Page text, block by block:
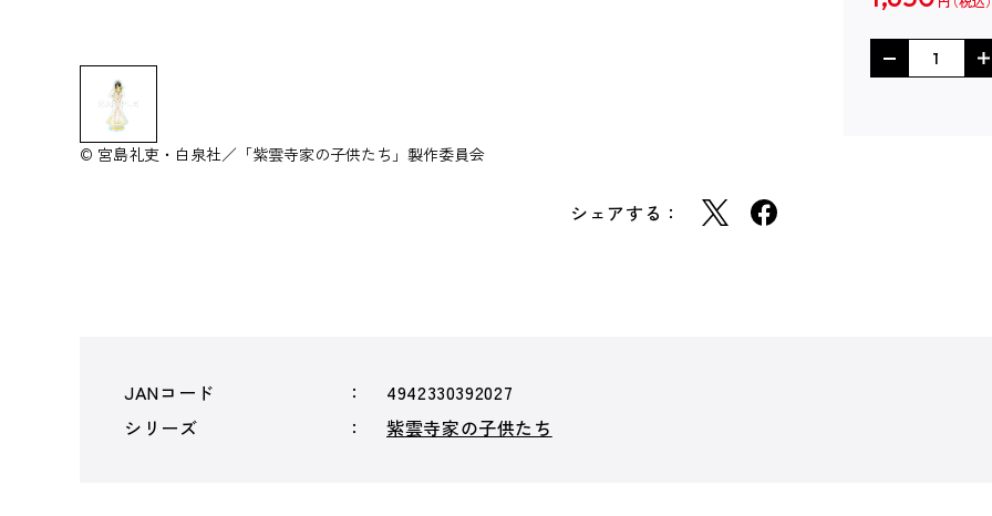
© 宮島礼吏・白泉社／「紫雲寺家の子供たち」製作委員会
シェアする：
JANコード
4942330392027
シリーズ
紫雲寺家の子供たち